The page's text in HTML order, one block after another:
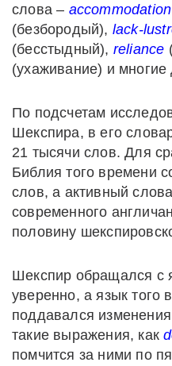
слова – accommodation
(безбородый), lack-
(бесстыдный), reliance
(ухаживание) и многие
По подсчетам
Шекспира, в его
21 тысячи слов. Для
Библия того времени
слов, а активный
современного
половину
Шекспир обращался с
уверенно, а язык того
поддавался
такие выражения, как
помчится за ними по